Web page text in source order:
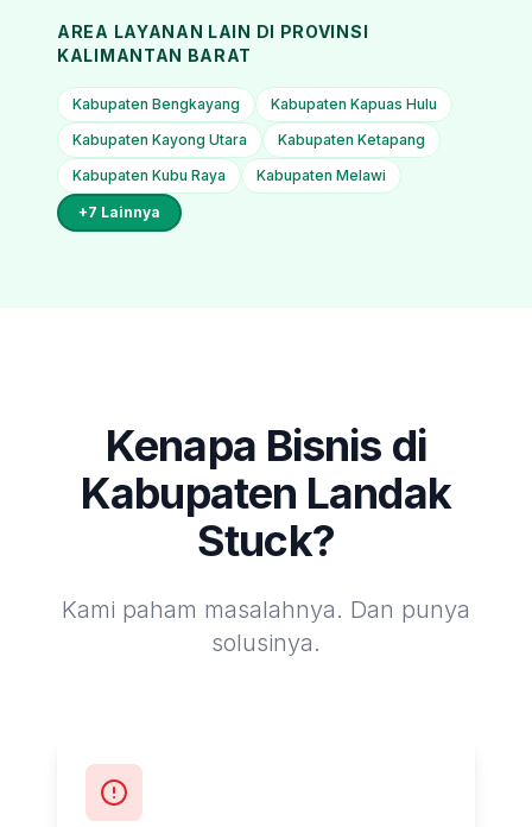
AREA LAYANAN LAIN DI PROVINSI
KALIMANTAN BARAT
Kabupaten Bengkayang
Kabupaten Kapuas Hulu
Kabupaten Kayong Utara
Kabupaten Ketapang
Kabupaten Kubu Raya
Kabupaten Melawi
+7 Lainnya
Kenapa Bisnis di
Kabupaten Landak
Stuck?
Kami paham masalahnya. Dan punya
solusinya.